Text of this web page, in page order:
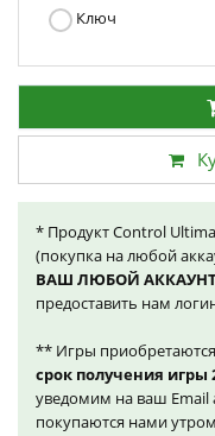
Ключ
* Продукт Control
(покупка на любой
ВАШ ЛЮБОЙ
предоставить нам
** Игры
срок получения игры
уведомим на ваш
покупаются нами